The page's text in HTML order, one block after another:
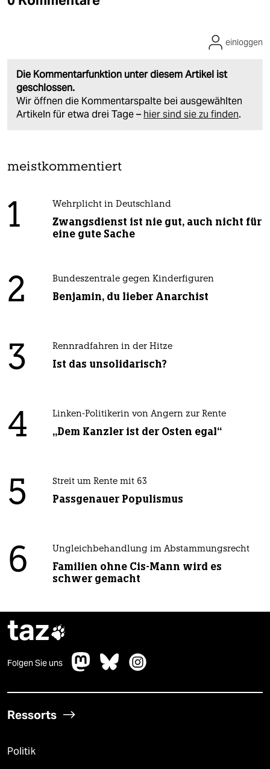
Die Kommentarfunktion unter diesem Artikel ist
geschlossen.
Wir öffnen die Kommentarspalte bei ausgewählten
Artikeln für etwa drei Tage – hier sind sie zu finden.
einloggen
meistkommentiert
1 Wehrplicht in Deutschland
Zwangsdienst ist nie gut, auch nicht für
eine gute Sache
2 Bundeszentrale gegen Kinderfiguren
Benjamin, du lieber Anarchist
3 Rennradfahren in der Hitze
Ist das unsolidarisch?
4 Linken-Politikerin von Angern zur Rente
„Dem Kanzler ist der Osten egal“
5 Streit um Rente mit 63
Passgenauer Populismus
6 Ungleichbehandlung im Abstammungsrecht
Familien ohne Cis-Mann wird es
schwer gemacht
taz
Folgen Sie uns
Ressorts
Politik